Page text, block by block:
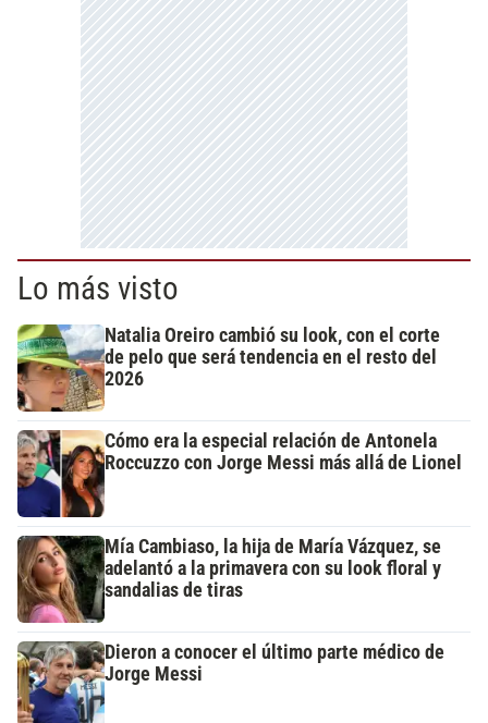
Lo más visto
Natalia Oreiro cambió su look, con el corte
de pelo que será tendencia en el resto del
2026
Cómo era la especial relación de Antonela
Roccuzzo con Jorge Messi más allá de Lionel
Mía Cambiaso, la hija de María Vázquez, se
adelantó a la primavera con su look floral y
sandalias de tiras
Dieron a conocer el último parte médico de
Jorge Messi